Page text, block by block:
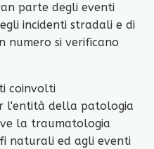
parte degli eventi
incidenti stradali e di
numero si verificano
coinvolti
l'entità della patologia
la traumatologia
naturali ed agli eventi